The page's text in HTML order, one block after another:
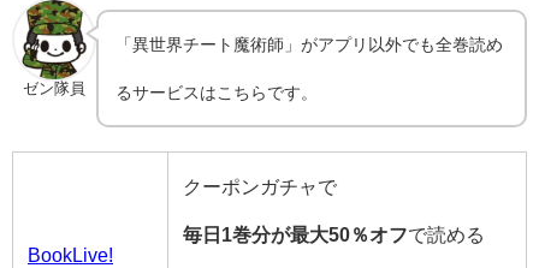
ゼン隊員
「異世界チート魔術師」がアプリ以外でも全巻読め
るサービスはこちらです。
BookLive!
クーポンガチャで
毎日1巻分が最大50％オフで読める